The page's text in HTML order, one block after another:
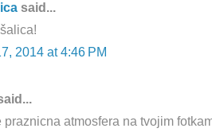
said...
2014 at 4:46 PM
praznicna atmosfera na tvojim